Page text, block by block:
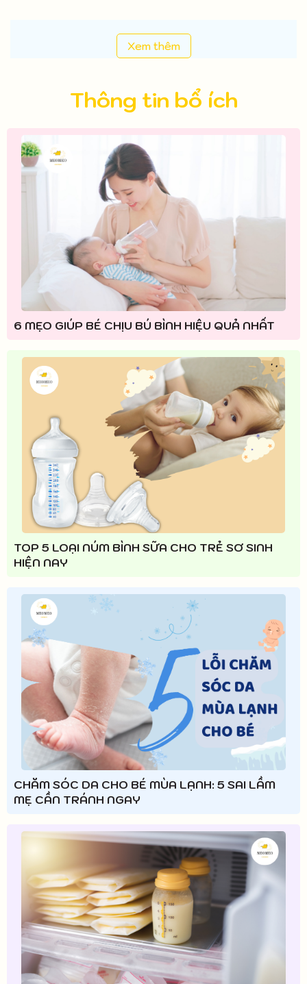
Xem thêm
Thông tin bổ ích
6 MẸO GIÚP BÉ CHỊU BÚ BÌNH HIỆU QUẢ NHẤT
TOP 5 LOẠI NÚM BÌNH SỮA CHO TRẺ SƠ SINH
HIỆN NAY
CHĂM SÓC DA CHO BÉ MÙA LẠNH: 5 SAI LẦM
MẸ CẦN TRÁNH NGAY